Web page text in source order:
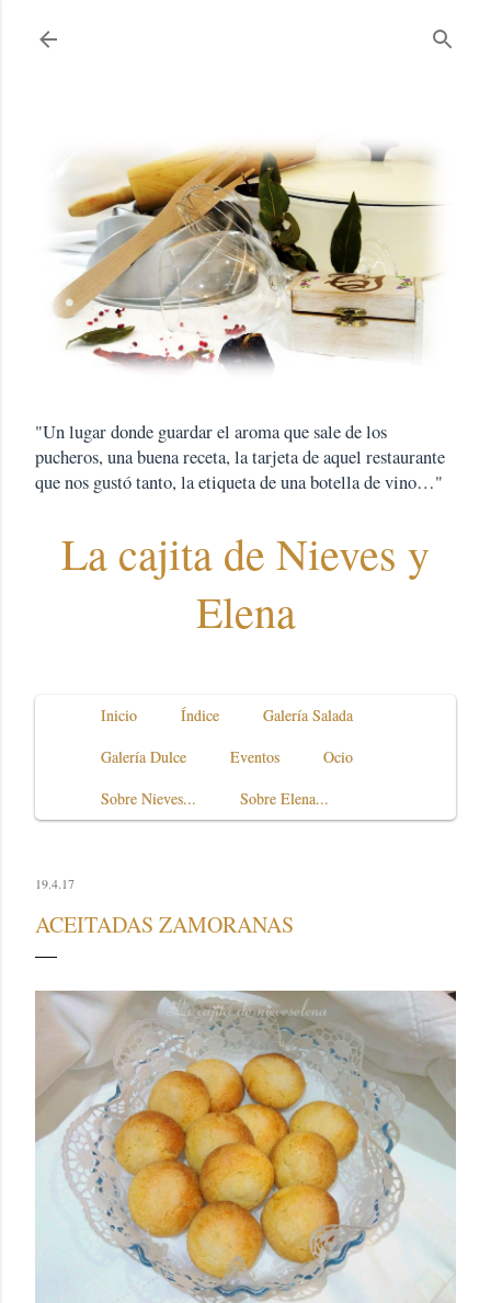
"Un lugar donde guardar el aroma que sale de los
pucheros, una buena receta, la tarjeta de aquel restaurante
que nos gustó tanto, la etiqueta de una botella de vino…"
La cajita de Nieves y
Elena
Inicio Índice
Galería Salada
Galería Dulce
Eventos
Ocio
Sobre Nieves...
Sobre Elena...
19.4.17
ACEITADAS ZAMORANAS